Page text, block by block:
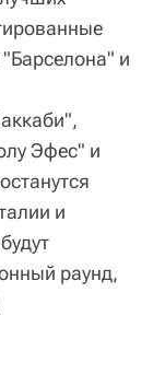
и
Эфес" и
и
раунд,